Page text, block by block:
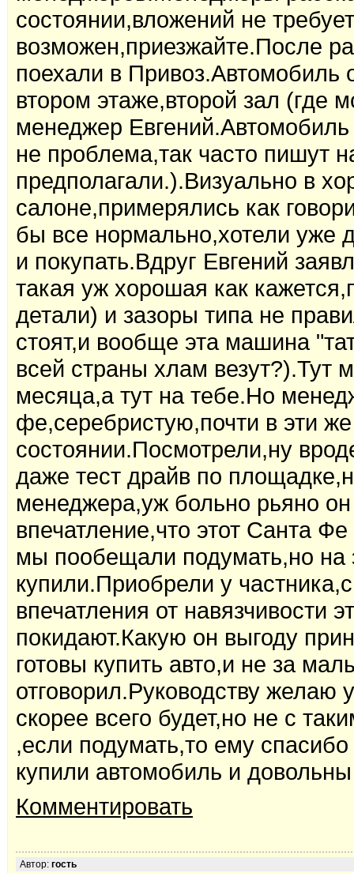
состоянии,вложений не
возможен,приезжайте.После
поехали в
втором этаже,второй зал (где
менеджер
не проблема,так часто пишут
предполагали.).Визуально в
салоне,примерялись как
бы все нормально,хотели уже
и покупать.Вдруг Евгений
такая уж хорошая как
детали) и зазоры типа не
стоят,и вообще эта машина
всей страны хлам везут?).Тут
месяца,а тут на тебе.Но
фе,серебристую,почти в эти
состоянии.Посмотрели,ну
даже тест драйв по
менеджера,уж больно рьяно
впечатление,что этот Санта
мы пообещали подумать,но на
купили.Приобрели у
впечатления от навязчивости
покидают.Какую он выгоду
готовы купить авто,и не за
отговорил.Руководству желаю
скорее всего будет,но не с
,если подумать,то ему
купили автомобиль и
Комментировать
Автор: гость